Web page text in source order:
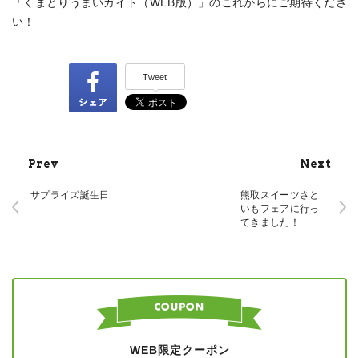
い！
Tweet
熊取スイーツさと
いもフェアに行っ
てきました！
Next
サプライズ誕生日
Prev
WEB限定クーポン